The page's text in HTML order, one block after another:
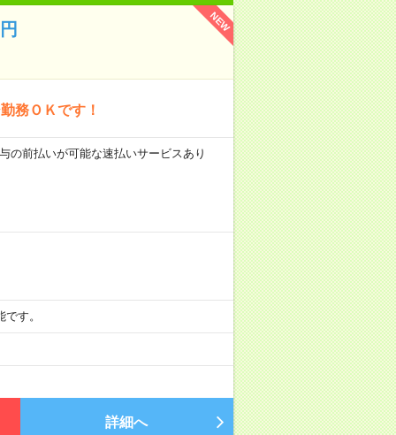
NEW
務ＯＫです！
前払いが可能な速払いサービスあり
す。
詳細へ